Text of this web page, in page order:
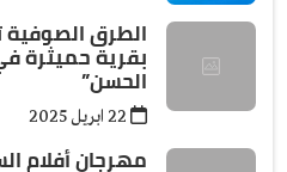
الطرق الصوفية
بقرية حميثرة
الحسن”
مهرجان أفلام